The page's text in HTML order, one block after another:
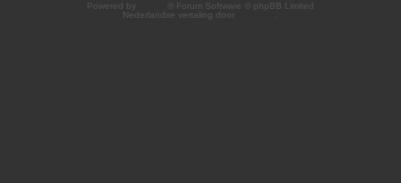
Powered by
® Forum Software © phpBB Limited
Nederlandse vertaling door